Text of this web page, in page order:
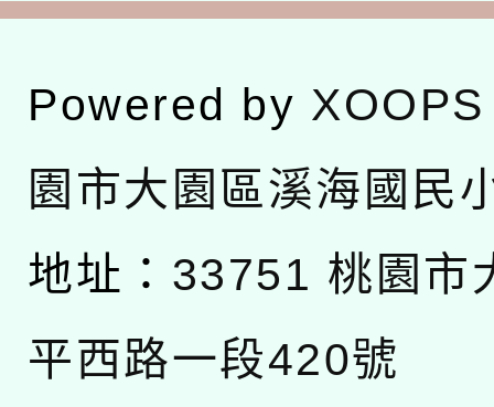
Powered by XOOPS
園市大園區溪海國民
地址： 33751 桃園市
平西路一段420號